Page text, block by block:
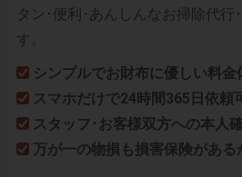
タン･便利･あんしんなお掃除代行
す。
シンプルでお財布に優しい料金
スマホだけで24時間365日依頼
スタッフ･お客様双方への本人
万が一の物損も損害保険がある